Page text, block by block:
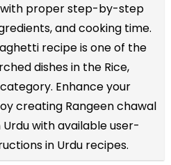
proper step-by-step
and cooking time.
recipe is one of the
dishes in the Rice,
Enhance your
creating Rangeen chawal
with available user-
in Urdu recipes.